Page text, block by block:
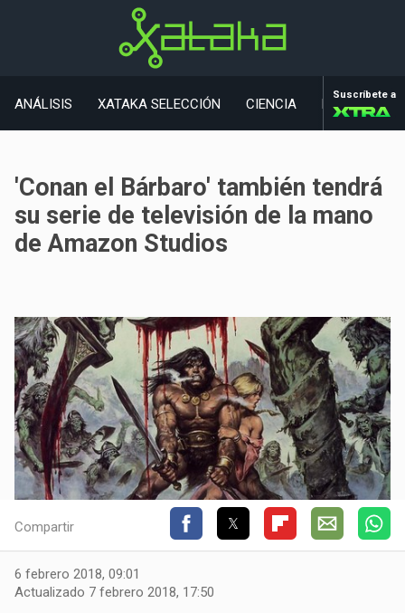
ANÁLISIS XATAKA SELECCIÓN CIENCIA MOVILIDAD
Suscríbete a
'Conan el Bárbaro' también tendrá
su serie de televisión de la mano
de Amazon Studios
Compartir
6 febrero 2018, 09:01
Actualizado 7 febrero 2018, 17:50